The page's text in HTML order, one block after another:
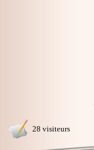
28 visiteurs